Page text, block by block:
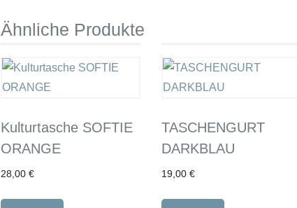
Ähnliche Produkte
Kulturtasche SOFTIE
ORANGE
28,00 €
TASCHENGURT
DARKBLAU
19,00€